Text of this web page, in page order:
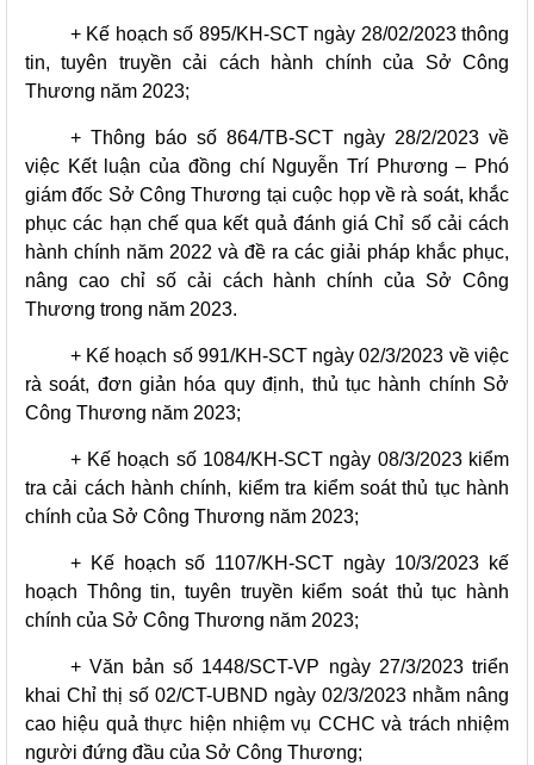
+ Kế hoạch số 895/KH-SCT ngày 28/02/2023 thông
tin, tuyên truyền cải cách hành chính của Sở Công
Thương năm 2023;
+ Thông báo số 864/TB-SCT ngày 28/2/2023 về
việc Kết luận của đồng chí Nguyễn Trí Phương – Phó
giám đốc Sở Công Thương tại cuộc họp về rà soát, khắc
phục các hạn chế qua kết quả đánh giá Chỉ số cải cách
hành chính năm 2022 và đề ra các giải pháp khắc phục,
nâng cao chỉ số cải cách hành chính của Sở Công
Thương trong năm 2023.
+ Kế hoạch số 991/KH-SCT ngày 02/3/2023 về việc
rà soát, đơn giản hóa quy định, thủ tục hành chính Sở
Công Thương năm 2023;
+ Kế hoạch số 1084/KH-SCT ngày 08/3/2023 kiểm
tra cải cách hành chính, kiểm tra kiểm soát thủ tục hành
chính của Sở Công Thương năm 2023;
+ Kế hoạch số 1107/KH-SCT ngày 10/3/2023 kế
hoạch Thông tin, tuyên truyền kiểm soát thủ tục hành
chính của Sở Công Thương năm 2023;
+ Văn bản số 1448/SCT-VP ngày 27/3/2023 triển
khai Chỉ thị số 02/CT-UBND ngày 02/3/2023 nhằm nâng
cao hiệu quả thực hiện nhiệm vụ CCHC và trách nhiệm
người đứng đầu của Sở Công Thương;